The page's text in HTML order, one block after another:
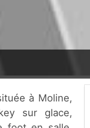
sur glace,